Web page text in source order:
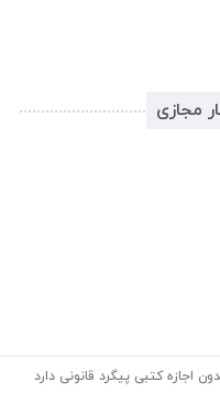
مجازی
اجازه کتبی پیگرد قانونی دارد